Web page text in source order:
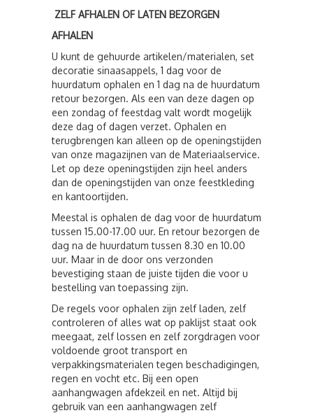
ZELF AFHALEN OF LATEN BEZORGEN
AFHALEN
U kunt de gehuurde artikelen/materialen, set
decoratie sinaasappels, 1 dag voor de
huurdatum ophalen en 1 dag na de huurdatum
retour bezorgen. Als een van deze dagen op
een zondag of feestdag valt wordt mogelijk
deze dag of dagen verzet. Ophalen en
terugbrengen kan alleen op de openingstijden
van onze magazijnen van de Materiaalservice.
Let op deze openingstijden zijn heel anders
dan de openingstijden van onze feestkleding
en kantoortijden.
Meestal is ophalen de dag voor de huurdatum
tussen 15.00-17.00 uur. En retour bezorgen de
dag na de huurdatum tussen 8.30 en 10.00
uur. Maar in de door ons verzonden
bevestiging staan de juiste tijden die voor u
bestelling van toepassing zijn.
De regels voor ophalen zijn zelf laden, zelf
controleren of alles wat op paklijst staat ook
meegaat, zelf lossen en zelf zorgdragen voor
voldoende groot transport en
verpakkingsmaterialen tegen beschadigingen,
regen en vocht etc. Bij een open
aanhangwagen afdekzeil en net. Altijd bij
gebruik van een aanhangwagen zelf